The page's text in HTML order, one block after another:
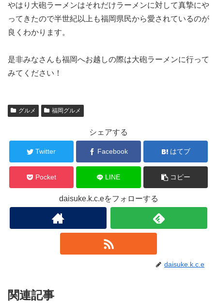
やはり大砲ラーメンはそれだけラーメンに対して真摯にや
ってきたので半世紀以上も福岡県民から愛されているのが
良くわかります。
是非みなさんも福岡へお越しの際は大砲ラーメンに行って
みてください！
グルメ 福岡グルメ
シェアする
Twitter Facebook はてブ
Pocket LINE コピー
daisuke.k.c.eをフォローする
daisuke.k.c.e
関連記事